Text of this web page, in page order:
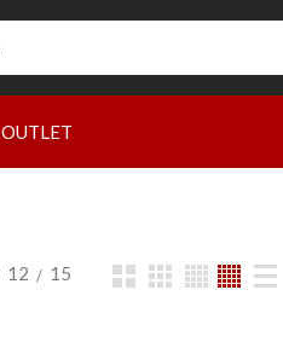
OUTLET
RIVENDITORI
12 15